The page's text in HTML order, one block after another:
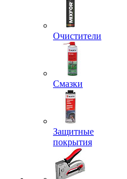
Очистители
Смазки
Защитные
покрытия